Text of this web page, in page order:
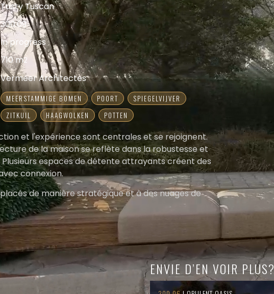
Tasty Tuscan
300.09
In progress
710 m2
Vermeer Architectes
MEERSTAMMIGE BOMEN POORT
SPIEGELVIJVER
ZITKUIL
HAAGWOLKEN POTTEN
et l'expérience sont centrales et se rejoignent.
de la maison se reflète dans la robustesse et
Plusieurs espaces de détente attrayants créent des
connexion.
de manière stratégique et à des nuages de
l'intimité du bureau à domicile est assurée, mais
et une image attrayante du jardin tout au long
tons toscans dans la plantation et de la
une atmosphère unique.
dans un coin salon en contrebas, où l'on
la vue sur la maison. L'architecte a dessiné une
où se trouvent le bar et un salon.
ENVIE D’EN VOIR PLUS?